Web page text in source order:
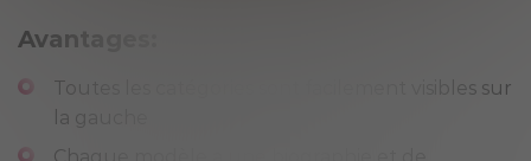
Avantages:
Toutes les catégories sont facilement visibles sur
la gauche